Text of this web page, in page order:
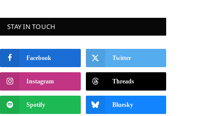
STAY IN TOUCH
Facebook Twitter
Instagram Threads
Spotify Bluesky